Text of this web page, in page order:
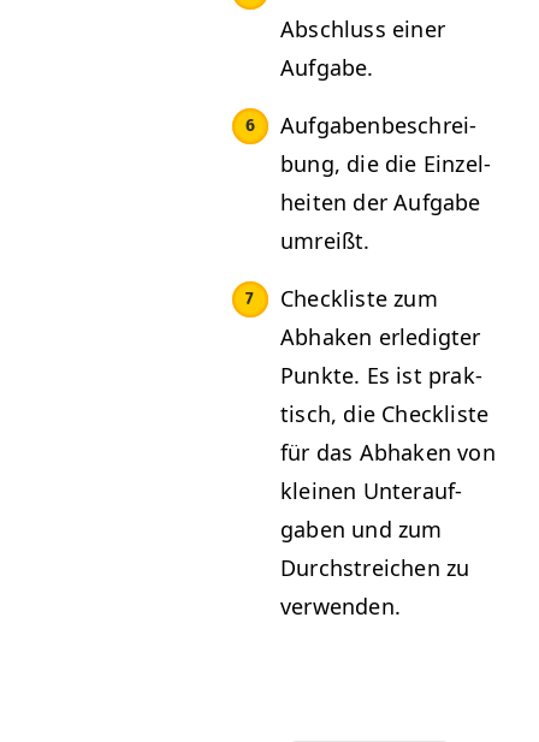
Abschluss ein­er
Aufgabe.
Auf­gabenbeschrei­
bung, die die Einzel­
heit­en der Auf­gabe
umreißt.
Check­liste zum
Abhak­en erledigter
Punk­te. Es ist prak­
tisch, die Check­liste
für das Abhak­en von
kleinen Unter­auf­
gaben und zum
Durch­stre­ichen zu
verwenden.